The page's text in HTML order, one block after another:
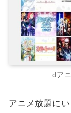
dア
アニメ放題に